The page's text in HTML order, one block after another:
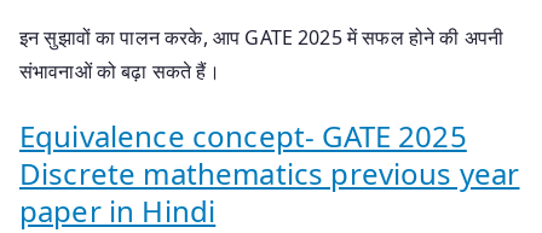
इन सुझावों का पालन करके, आप GATE 2025 में सफल होने की अपनी
संभावनाओं को बढ़ा सकते हैं।
Equivalence concept- GATE 2025
Discrete mathematics previous year
paper in Hindi